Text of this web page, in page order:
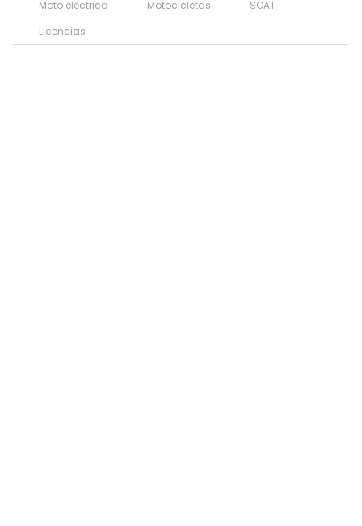
Moto eléctrica Motocicletas
SOAT
Licencias